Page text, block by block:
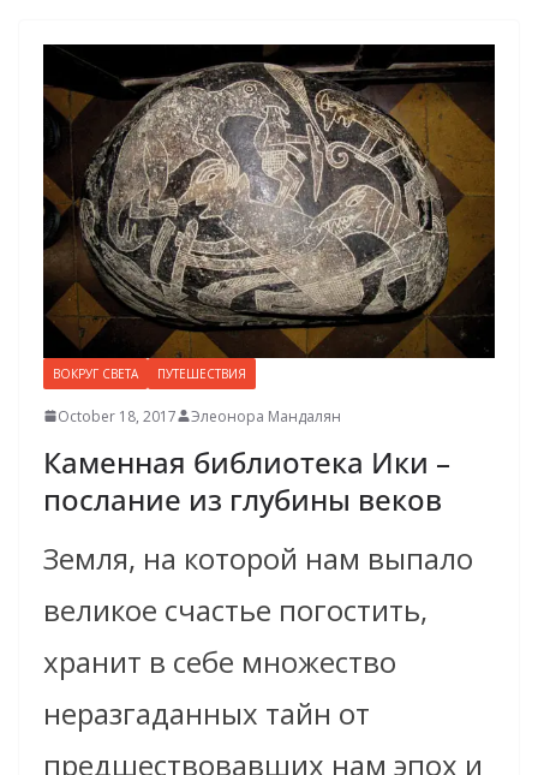
ВОКРУГ СВЕТА ПУТЕШЕСТВИЯ
October 18, 2017 Элеонора Мандалян
Каменная библиотека Ики –
послание из глубины веков
Земля, на которой нам выпало
великое счастье погостить,
хранит в себе множество
неразгаданных тайн от
предшествовавших нам эпох и